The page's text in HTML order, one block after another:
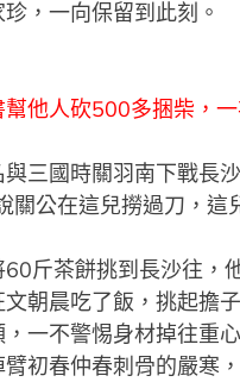
，一向保留到此刻。
他人砍500多捆柴，
三國時關羽南下戰長
關公在這兒撈過刀，
斤茶餅挑到長沙往，
朝晨吃了飯，挑起擔
一不警惕身材掉往重
初春仲春刺骨的嚴寒